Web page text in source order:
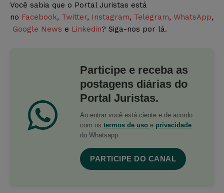
Você sabia que o Portal Juristas está
no Facebook, Twitter, Instagram, Telegram, WhatsApp,
Google News e Linkedin? Siga-nos por lá.
Participe e receba as
postagens diárias do
Portal Juristas.
Ao entrar você está ciente e de acordo
com os termos de uso e privacidade
do Whatsapp.
PARTICIPE DO CANAL